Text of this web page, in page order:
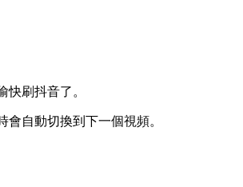
刷抖音了。
自動切換到下一個視頻。